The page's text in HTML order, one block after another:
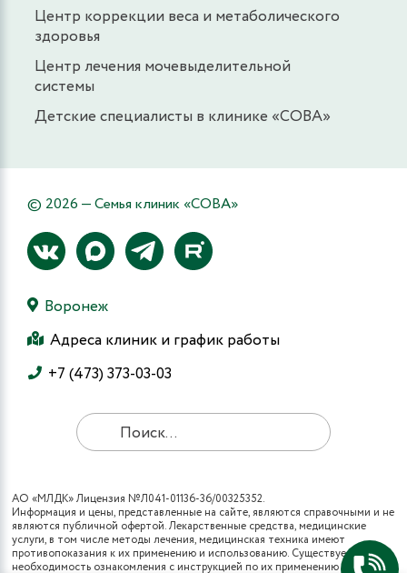
Центр коррекции веса и метаболического
здоровья
Центр лечения мочевыделительной
системы
Детские специалисты в клинике «СОВА»
© 2026 — Семья клиник «СОВА»
Воронеж
Адреса клиник и график работы
+7 (473) 373-03-03
АО «МЛДК» Лицензия №Л041-01136-36/00325352.
Информация и цены, представленные на сайте, являются справочными и не
являются публичной офертой. Лекарственные средства, медицинские
услуги, в том числе методы лечения, медицинская техника имеют
противопоказания к их применению и использованию. Существует
необходимость ознакомления с инструкцией по их применению и